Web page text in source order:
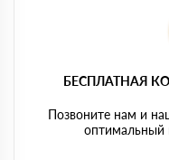
БЕСПЛАТНАЯ
Позвоните нам и